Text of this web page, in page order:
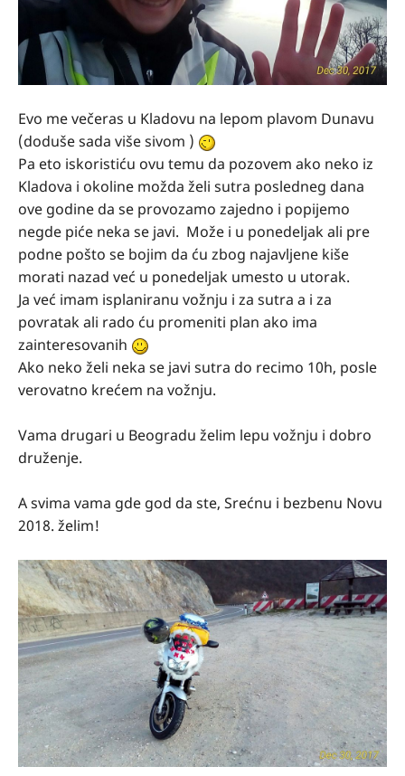
Evo me večeras u Kladovu na lepom plavom Dunavu
(doduše sada više sivom )
Pa eto iskoristiću ovu temu da pozovem ako neko iz
Kladova i okoline možda želi sutra posledneg dana
ove godine da se provozamo zajedno i popijemo
negde piće neka se javi. Može i u ponedeljak ali pre
podne pošto se bojim da ću zbog najavljene kiše
morati nazad već u ponedeljak umesto u utorak.
Ja već imam isplaniranu vožnju i za sutra a i za
povratak ali rado ću promeniti plan ako ima
zainteresovanih
Ako neko želi neka se javi sutra do recimo 10h, posle
verovatno krećem na vožnju.
Vama drugari u Beogradu želim lepu vožnju i dobro
druženje.
A svima vama gde god da ste, Srećnu i bezbenu Novu
2018. želim!